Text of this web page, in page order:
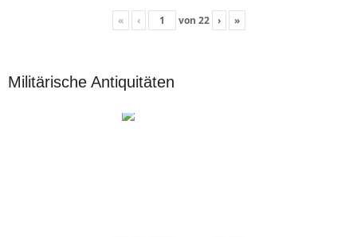
« ‹ von 22 › »
Militärische Antiquitäten